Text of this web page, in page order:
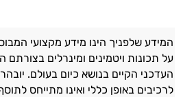
המידע שלפניך הינו מידע מקצועי
על תכונות ויטמינים ומינרלים
העדכני הקיים בנושא כיום בעולם.
לרכיבים באופן כללי ואינו מתייחס